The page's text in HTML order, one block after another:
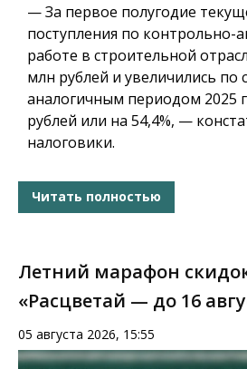
— За первое полугодие
поступления по контрольно-
работе в строительной
млн рублей и увеличились по
аналогичным периодом 2025
рублей или на 54,4%, —
налоговики.
Читать полностью
Летний марафон
«Расцветай — до 16
05 августа 2026, 15:55